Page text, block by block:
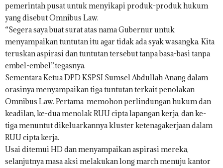
pemerintah pusat untuk menyikapi produk-produk hukum
yang disebut Omnibus Law.
“Segera saya buat surat atas nama Gubernur untuk
menyampaikan tuntutan itu agar tidak ada syak wasangka. Kita
teruskan aspirasi dan tuntutan tersebut tanpa basa-basi tanpa
embel-embel”,tegasnya.
Sementara Ketua DPD KSPSI Sumsel Abdullah Anang dalam
orasinya menyampaikan tiga tuntutan terkait penolakan
Omnibus Law. Pertama memohon perlindungan hukum dan
keadilan, ke-dua menolak RUU cipta lapangan kerja, dan ke-
tiga menuntut dikeluarkannya kluster ketenagakerjaan dalam
RUU cipta kerja.
Usai ditemui HD dan menyampaikan aspirasi mereka,
selanjutnya masa aksi melakukan long march menuju kantor